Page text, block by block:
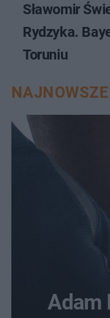
Sławomir
Rydzyka.
Toruniu
Adam